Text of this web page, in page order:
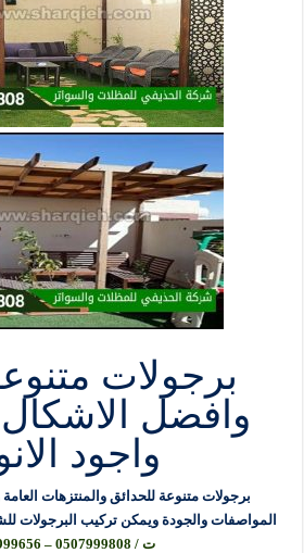
برجولات
وافضل الاشكال
واجود
برجولات متنوعة للحدائق والمنتزهات
المواصفات والجودة ويمكن تركيب البرجولات
ت / 0507999808 – 0507999656